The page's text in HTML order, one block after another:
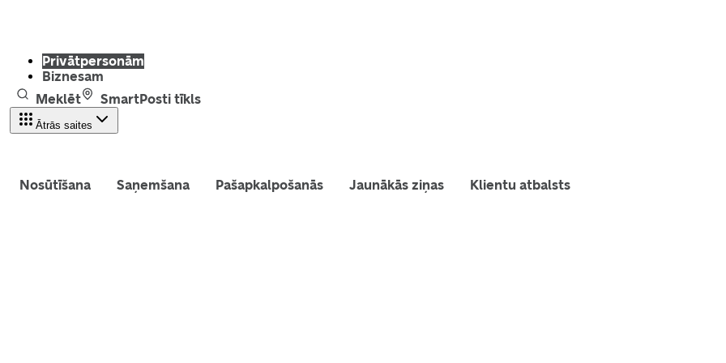
Privātpersonām
Biznesam
Meklēt
SmartPosti tīkls
Ātrās saites
Nosūtīšana Saņemšana Pašapkalpošanās Jaunākās ziņas Klientu atbalsts